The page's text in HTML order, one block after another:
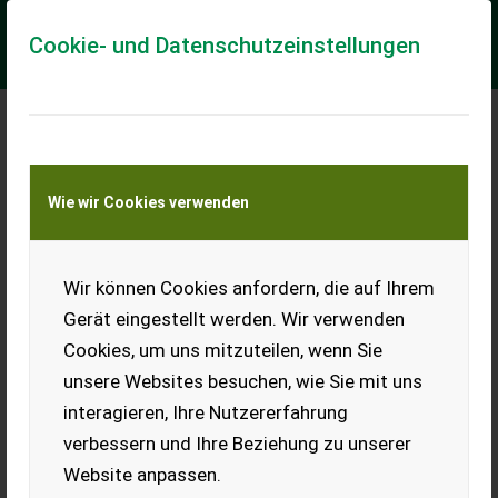
Cookie- und Datenschutzeinstellungen
Wie wir Cookies verwenden
Wir können Cookies anfordern, die auf Ihrem
Gerät eingestellt werden. Wir verwenden
Cookies, um uns mitzuteilen, wenn Sie
unsere Websites besuchen, wie Sie mit uns
interagieren, Ihre Nutzererfahrung
verbessern und Ihre Beziehung zu unserer
Website anpassen.
Meine Transportkostenanfrage
Transport von Land- und Baumaschinen –
KEINE Tiertransporte
Olimac Drago GT - ERSATZTEILSTÜTZPUNKT
BULLA Landtechnik - ERSATZTEILSTÜTZPUNKT
selbstjustierende Pflückplatten + Chrombolzen- Nasenketten
+ gehärtete Pflückschienen + je nach Antrie...
EUR 0